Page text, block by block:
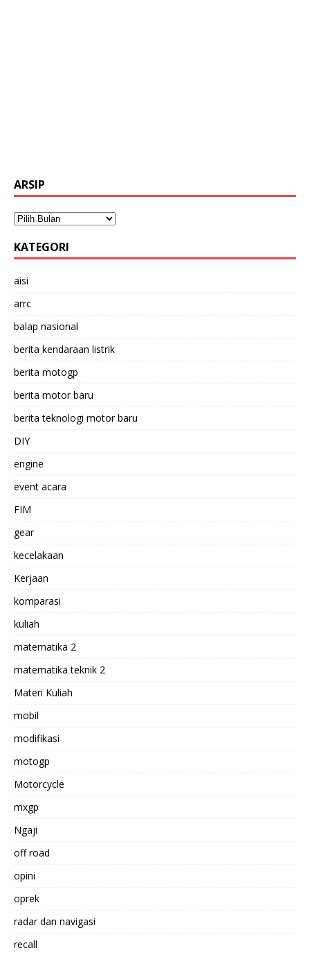
ARSIP
KATEGORI
aisi
arrc
balap nasional
berita kendaraan listrik
berita motogp
berita motor baru
berita teknologi motor baru
DIY
engine
event acara
FIM
gear
kecelakaan
Kerjaan
komparasi
kuliah
matematika 2
matematika teknik 2
Materi Kuliah
mobil
modifikasi
motogp
Motorcycle
mxgp
Ngaji
off road
opini
oprek
radar dan navigasi
recall